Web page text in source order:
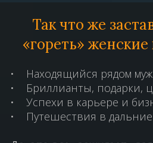
Так что же
«гореть» женские
• Находящийся рядом
• Бриллианты, подарки,
• Успехи в карьере и
• Путешествия в дальние